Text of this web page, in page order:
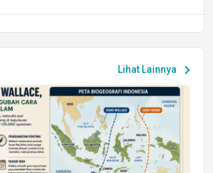
Peluang Kerja dan Magang
Jumat, 17 Jul 2026 22:30
DAERAH
Astra Motor Kalimantan Timur 2 Dukung
Mahasiswa Samarinda dalam Astra
Honda SDGs Future Leaders 2026
Lihat Lainnya chevron_right